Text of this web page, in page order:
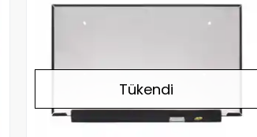
Tükendi